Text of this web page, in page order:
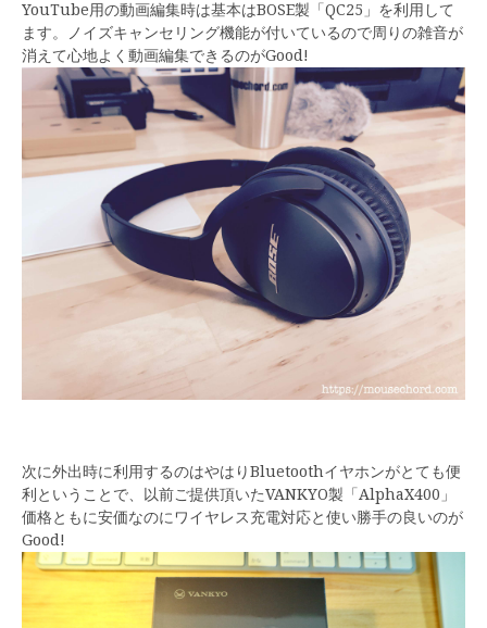
YouTube用の動画編集時は基本はBOSE製「QC25」を利用して
ます。ノイズキャンセリング機能が付いているので周りの雑音が
消えて心地よく動画編集できるのがGood!
次に外出時に利用するのはやはりBluetoothイヤホンがとても便
利ということで、以前ご提供頂いたVANKYO製「AlphaX400」
価格ともに安価なのにワイヤレス充電対応と使い勝手の良いのが
Good!